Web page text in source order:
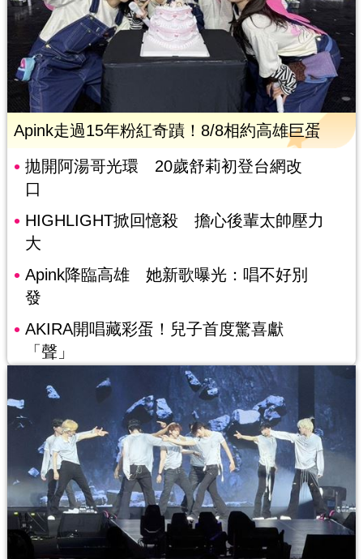
Apink走過15年粉紅奇蹟！8/8相約高雄巨蛋
拋開阿湯哥光環 20歲舒莉初登台網改
口
HIGHLIGHT掀回憶殺 擔心後輩太帥壓力
大
Apink降臨高雄 她新歌曝光：唱不好別
發
AKIRA開唱藏彩蛋！兒子首度驚喜獻
「聲」